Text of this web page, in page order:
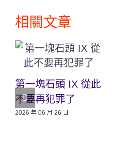
相關文章
第一塊石頭 IX 從此
不要再犯罪了
2026 年 06 月 26 日